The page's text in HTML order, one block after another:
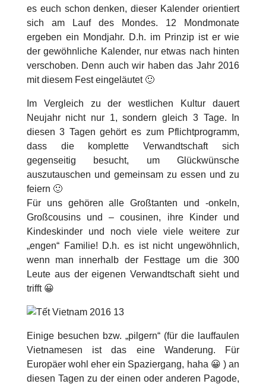
es euch schon denken, dieser Kalender orientiert
sich am Lauf des Mondes. 12 Mondmonate
ergeben ein Mondjahr. D.h. im Prinzip ist er wie
der gewöhnliche Kalender, nur etwas nach hinten
verschoben. Denn auch wir haben das Jahr 2016
mit diesem Fest eingeläutet 🙂
Im Vergleich zu der westlichen Kultur dauert
Neujahr nicht nur 1, sondern gleich 3 Tage. In
diesen 3 Tagen gehört es zum Pflichtprogramm,
dass die komplette Verwandtschaft sich
gegenseitig besucht, um Glückwünsche
auszutauschen und gemeinsam zu essen und zu
feiern 🙂
Für uns gehören alle Großtanten und -onkeln,
Großcousins und – cousinen, ihre Kinder und
Kindeskinder und noch viele viele weitere zur
„engen“ Familie! D.h. es ist nicht ungewöhnlich,
wenn man innerhalb der Festtage um die 300
Leute aus der eigenen Verwandtschaft sieht und
trifft 😀
Einige besuchen bzw. „pilgern“ (für die lauffaulen
Vietnamesen ist das eine Wanderung. Für
Europäer wohl eher ein Spaziergang, haha 😀 ) an
diesen Tagen zu der einen oder anderen Pagode,